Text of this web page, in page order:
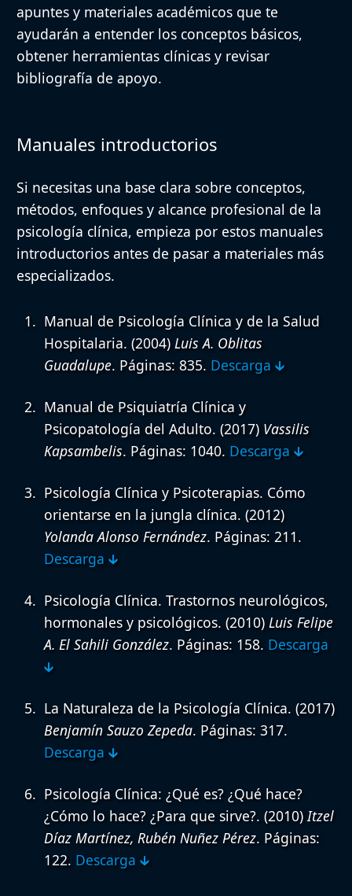
apuntes y materiales académicos que te
ayudarán a entender los conceptos básicos,
obtener herramientas clínicas y revisar
bibliografía de apoyo.
Manuales introductorios
Si necesitas una base clara sobre conceptos,
métodos, enfoques y alcance profesional de la
psicología clínica, empieza por estos manuales
introductorios antes de pasar a materiales más
especializados.
Manual de Psicología Clínica y de la Salud
Hospitalaria. (2004) Luis A. Oblitas
Guadalupe. Páginas: 835. Descarga 🡳
Manual de Psiquiatría Clínica y
Psicopatología del Adulto. (2017) Vassilis
Kapsambelis. Páginas: 1040. Descarga 🡳
Psicología Clínica y Psicoterapias. Cómo
orientarse en la jungla clínica. (2012)
Yolanda Alonso Fernández. Páginas: 211.
Descarga 🡳
Psicología Clínica. Trastornos neurológicos,
hormonales y psicológicos. (2010) Luis Felipe
A. El Sahili González. Páginas: 158. Descarga
🡳
La Naturaleza de la Psicología Clínica. (2017)
Benjamín Sauzo Zepeda. Páginas: 317.
Descarga 🡳
Psicología Clínica: ¿Qué es? ¿Qué hace?
¿Cómo lo hace? ¿Para que sirve?. (2010)Itzel
Díaz Martínez, Rubén Nuñez Pérez. Páginas:
122. Descarga 🡳